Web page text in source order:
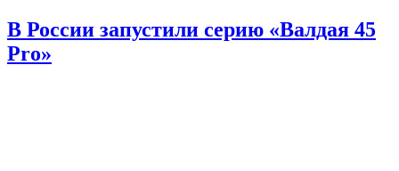
В России запустили серию «Валдая 45
Pro»